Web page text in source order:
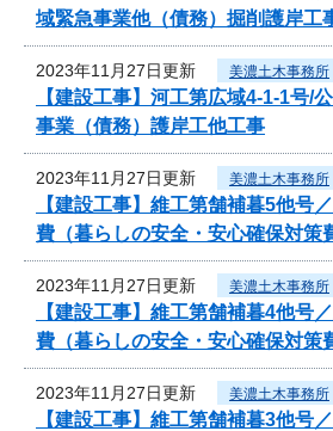
域緊急事業他（債務）掘削護岸工
2023年11月27日更新 美濃土木事務所
【建設工事】河工第広域4-1-1号
事業（債務）護岸工他工事
2023年11月27日更新 美濃土木事務所
【建設工事】維工第舗補暮5他
費（暮らしの安全・安心確保対策
2023年11月27日更新 美濃土木事務所
【建設工事】維工第舗補暮4他
費（暮らしの安全・安心確保対策
2023年11月27日更新 美濃土木事務所
【建設工事】維工第舗補暮3他